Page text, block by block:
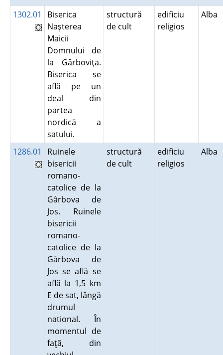
1302.01
Biserica
Naşterea
Maicii
Domnului de
la Gârboviţa.
Biserica se
află pe un
deal din
partea
nordică a
satului.
structură
de cult
edificiu
religios
Alba
1286.01
Ruinele
bisericii
romano-
catolice de la
Gârbova de
Jos. Ruinele
bisericii
romano-
catolice de la
Gârbova de
Jos se află se
află la 1,5 km
E de sat, lângă
drumul
national. În
momentul de
faţă, din
structură
de cult
edificiu
religios
Alba